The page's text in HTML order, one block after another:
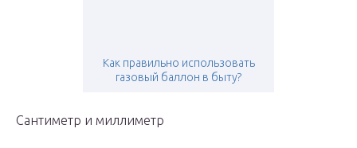
Как правильно использовать
газовый баллон в быту?
Сантиметр и миллиметр